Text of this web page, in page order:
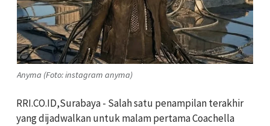
Anyma (Foto: instagram anyma)
RRI.CO.ID,Surabaya - Salah satu penampilan terakhir
yang dijadwalkan untuk malam pertama Coachella